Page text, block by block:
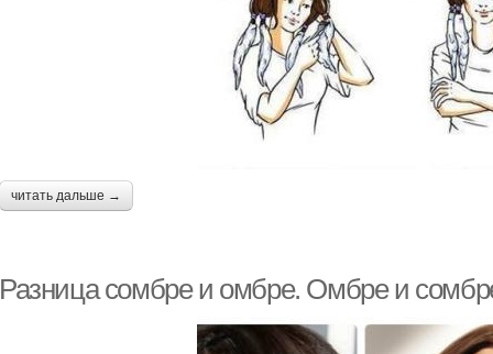
читать дальше →
Разница сомбре и омбре. Омбре и